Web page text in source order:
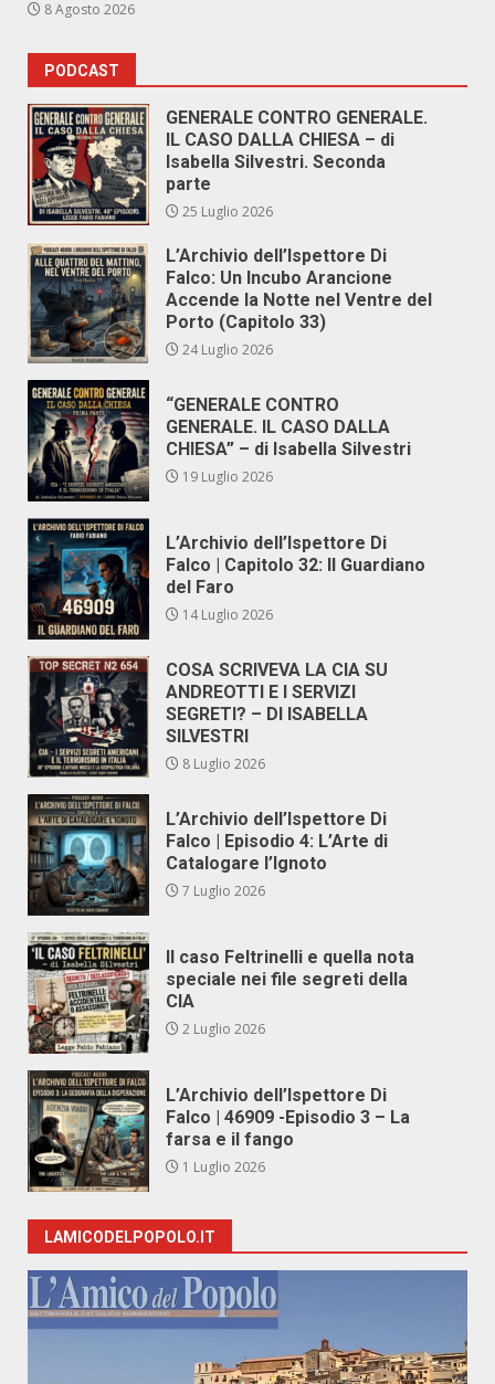
8 Agosto 2026
PODCAST
GENERALE CONTRO GENERALE.
IL CASO DALLA CHIESA – di
Isabella Silvestri. Seconda
parte
25 Luglio 2026
L’Archivio dell’Ispettore Di
Falco: Un Incubo Arancione
Accende la Notte nel Ventre del
Porto (Capitolo 33)
24 Luglio 2026
“GENERALE CONTRO
GENERALE. IL CASO DALLA
CHIESA” – di Isabella Silvestri
19 Luglio 2026
L’Archivio dell’Ispettore Di
Falco | Capitolo 32: Il Guardiano
del Faro
14 Luglio 2026
COSA SCRIVEVA LA CIA SU
ANDREOTTI E I SERVIZI
SEGRETI? – DI ISABELLA
SILVESTRI
8 Luglio 2026
L’Archivio dell’Ispettore Di
Falco | Episodio 4: L’Arte di
Catalogare l’Ignoto
7 Luglio 2026
Il caso Feltrinelli e quella nota
speciale nei file segreti della
CIA
2 Luglio 2026
L’Archivio dell’Ispettore Di
Falco | 46909 -Episodio 3 – La
farsa e il fango
1 Luglio 2026
LAMICODELPOPOLO.IT